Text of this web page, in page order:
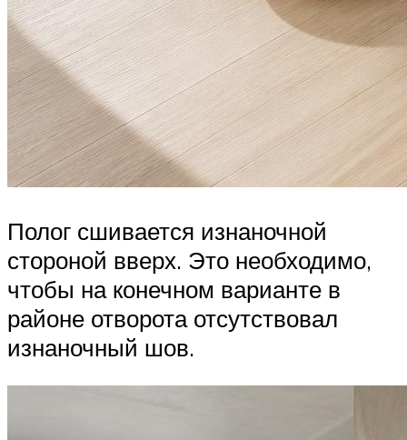
Полог сшивается изнаночной
стороной вверх. Это необходимо,
чтобы на конечном варианте в
районе отворота отсутствовал
изнаночный шов.